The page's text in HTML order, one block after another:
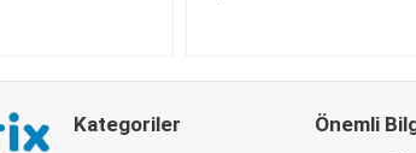
Kategoriler Önemli